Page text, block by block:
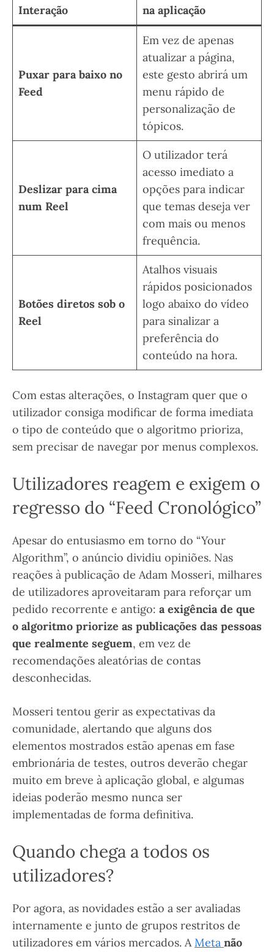
Interação
na aplicação
Puxar para baixo no
Feed
Em vez de apenas
atualizar a página,
este gesto abrirá um
menu rápido de
personalização de
tópicos.
Deslizar para cima
num Reel
O utilizador terá
acesso imediato a
opções para indicar
que temas deseja ver
com mais ou menos
frequência.
Botões diretos sob o
Reel
Atalhos visuais
rápidos posicionados
logo abaixo do vídeo
para sinalizar a
preferência do
conteúdo na hora.
Com estas alterações, o Instagram quer que o
utilizador consiga modificar de forma imediata
o tipo de conteúdo que o algoritmo prioriza,
sem precisar de navegar por menus complexos.
Utilizadores reagem e exigem o
regresso do “Feed Cronológico”
Apesar do entusiasmo em torno do “Your
Algorithm”, o anúncio dividiu opiniões. Nas
reações à publicação de Adam Mosseri, milhares
de utilizadores aproveitaram para reforçar um
pedido recorrente e antigo: a exigência de que
o algoritmo priorize as publicações das pessoas
que realmente seguem, em vez de
recomendações aleatórias de contas
desconhecidas.
Mosseri tentou gerir as expectativas da
comunidade, alertando que alguns dos
elementos mostrados estão apenas em fase
embrionária de testes, outros deverão chegar
muito em breve à aplicação global, e algumas
ideias poderão mesmo nunca ser
implementadas de forma definitiva.
Quando chega a todos os
utilizadores?
Por agora, as novidades estão a ser avaliadas
internamente e junto de grupos restritos de
utilizadores em vários mercados. AMeta não